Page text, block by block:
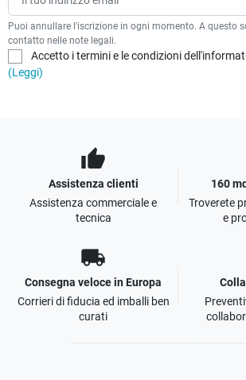
Puoi annullare l'iscrizione in ogni momento. A questo
contatto nelle note legali.
Accetto i termini e le condizioni
(Leggi)
thumb_up
Assistenza clienti
Assistenza commerciale e
tecnica
160
Troverete
e
local_shipping
Consegna veloce in Europa
Corrieri di fiducia ed imballi ben
curati